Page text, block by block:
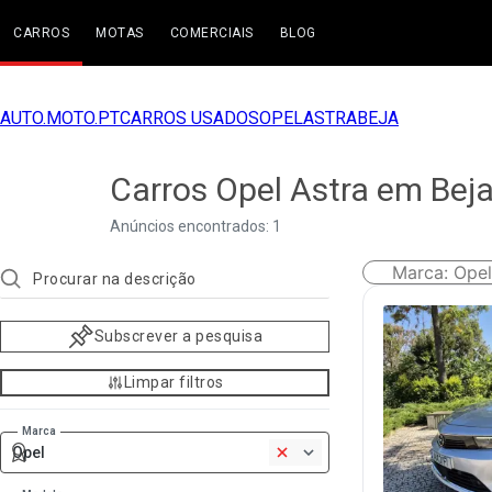
CARROS MOTAS COMERCIAIS BLOG
AUTO.MOTO.PTCARROS USADOSOPELASTRABEJA
Carros Opel Astra em Beja
Anúncios encontrados: 1
Subscrever a pesquisa
Limpar filtros
Marca
Opel
Marca: Opel